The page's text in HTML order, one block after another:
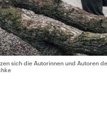
sich die Autorinnen und Autoren